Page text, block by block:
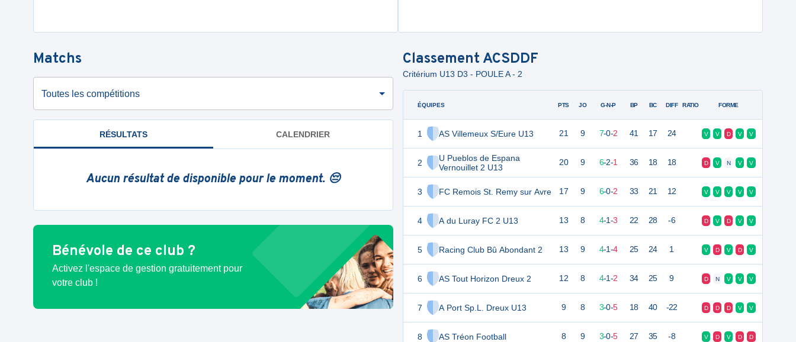
Matchs
Toutes les compétitions
RÉSULTATS CALENDRIER
Aucun résultat de disponible pour le moment. 😔
Bénévole de ce club ?
Activez l'espace de gestion gratuitement pour
votre club !
Classement ACSDDF
Critérium U13 D3 - POULE A - 2
ÉQUIPES
1 AS Villemeux S/Eure U13
2
U Pueblos de Espana
Vernouillet 2 U13
3 FC Remois St. Remy sur Avre
4 A du Luray FC 2 U13
5 Racing Club Bû Abondant 2
6 AS Tout Horizon Dreux 2
7 A Port Sp.L. Dreux U13
8 AS Tréon Football
PTS JO G-N-P BP BC DIFF RATIO FORME
21 9 7-0-2 41 17 24 V V D V V
20 9 6-2-1 36 18 18 D V N V V
17 9 6-0-2 33 21 12 V V V V V
13 8 4-1-3 22 28 -6 D V D V V
13 9 4-1-4 25 24 1 V D V D V
12 8 4-1-2 34 25 9 D N V V V
9 8 3-0-5 18 40 -22 D D D V V
8 9 3-0-5 27 35 -8 V D V D D